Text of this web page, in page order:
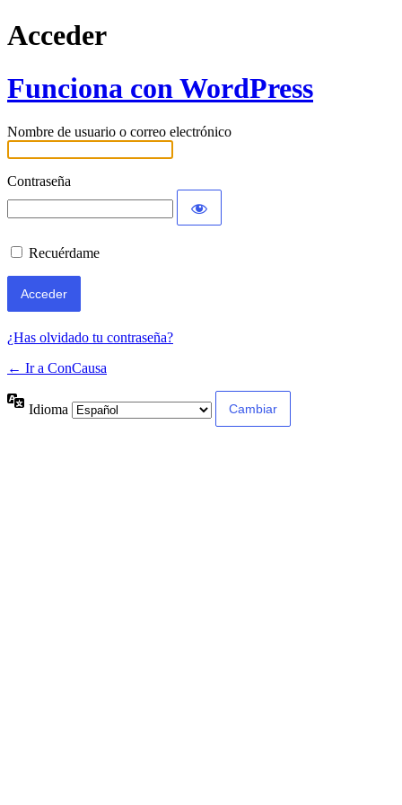
Acceder
Funciona con WordPress
Nombre de usuario o correo electrónico
Contraseña
Recuérdame
¿Has olvidado tu contraseña?
← Ir a ConCausa
Idioma